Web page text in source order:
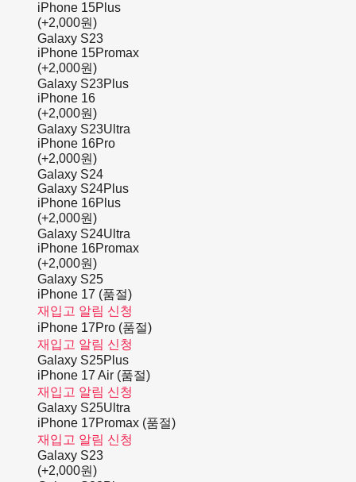
iPhone 15Plus
(+2,000원)
Galaxy S23
iPhone 15Promax
(+2,000원)
Galaxy S23Plus
iPhone 16
(+2,000원)
Galaxy S23Ultra
iPhone 16Pro
(+2,000원)
Galaxy S24
Galaxy S24Plus
iPhone 16Plus
(+2,000원)
Galaxy S24Ultra
iPhone 16Promax
(+2,000원)
Galaxy S25
iPhone 17 (품절)
재입고 알림 신청
iPhone 17Pro (품절)
재입고 알림 신청
Galaxy S25Plus
iPhone 17 Air (품절)
재입고 알림 신청
Galaxy S25Ultra
iPhone 17Promax (품절)
재입고 알림 신청
Galaxy S23
(+2,000원)